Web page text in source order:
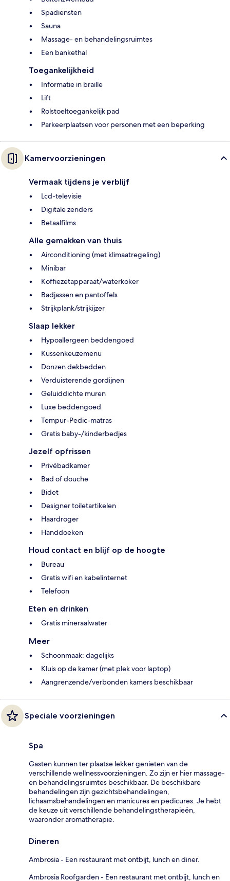
Spadiensten
Sauna
Massage- en behandelingsruimtes
Een bankethal
Toegankelijkheid
Informatie in braille
Lift
Rolstoeltoegankelijk pad
Parkeerplaatsen voor personen met een beperking
Kamervoorzieningen
Vermaak tijdens je verblijf
Lcd-televisie
Digitale zenders
Betaalfilms
Alle gemakken van thuis
Airconditioning (met klimaatregeling)
Minibar
Koffiezetapparaat/waterkoker
Badjassen en pantoffels
Strijkplank/strijkijzer
Slaap lekker
Hypoallergeen beddengoed
Kussenkeuzemenu
Donzen dekbedden
Verduisterende gordijnen
Geluiddichte muren
Luxe beddengoed
Tempur-Pedic-matras
Gratis baby-/kinderbedjes
Jezelf opfrissen
Privébadkamer
Bad of douche
Bidet
Designer toiletartikelen
Haardroger
Handdoeken
Houd contact en blijf op de hoogte
Bureau
Gratis wifi en kabelinternet
Telefoon
Eten en drinken
Gratis mineraalwater
Meer
Schoonmaak: dagelijks
Kluis op de kamer (met plek voor laptop)
Aangrenzende/verbonden kamers beschikbaar
Speciale voorzieningen
Spa
Gasten kunnen ter plaatse lekker genieten van de
verschillende wellnessvoorzieningen. Zo zijn er hier massage-
en behandelingsruimtes beschikbaar. De beschikbare
behandelingen zijn gezichtsbehandelingen,
lichaamsbehandelingen en manicures en pedicures. Je hebt
de keuze uit verschillende behandelingstherapieën,
waaronder aromatherapie.
Dineren
Ambrosia - Een restaurant met ontbijt, lunch en diner.
Ambrosia Roofgarden - Een restaurant met ontbijt, lunch en